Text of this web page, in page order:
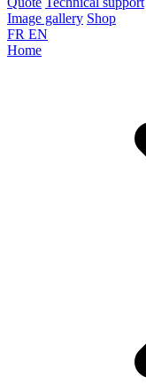
Image gallery Shop
FR EN
Home